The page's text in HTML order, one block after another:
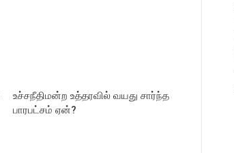
உச்சநீதிமன்ற உத்தரவில் வயது சார்ந்த
பாரபட்சம் ஏன்?